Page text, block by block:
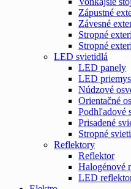
Zápustné
Závesné
Stropné
Stropné
LED svietidlá
LED panely
LED
Núdzové
Orientačné
Podhľadové
Prisadené
Stropné
Reflektory
Reflektor
Halogénové
LED